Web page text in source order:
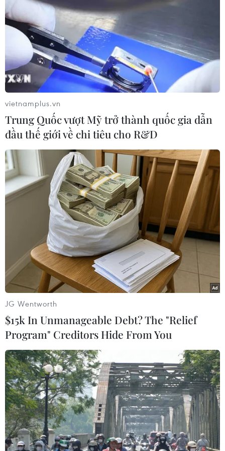
#Trần Phương Bình #ngân hàng đông á
#dab
#tổ chức tín dụng
#chiếm đoạt tài sản
Theo dõi VietnamPlus
TIN LIÊN QUAN
vietnamplus.vn
Trung Quốc vượt Mỹ trở thành quốc gia dẫn
đầu thế giới về chi tiêu cho R&D
JG Wentworth
$15k In Unmanageable Debt? The "Relief
Program" Creditors Hide From You